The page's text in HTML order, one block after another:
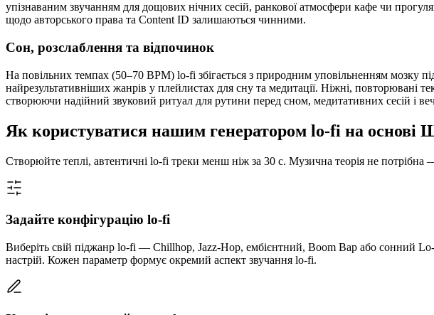
упізнаваним звучанням для дощових нічних сесій, ранкової атмосфери кафе чи
щодо авторського права та Content ID залишаються чинними.
Сон, розслаблення та відпочинок
На повільних темпах (50–70 BPM) lo-fi збігається з природним уповільненням мозку
найрезультативніших жанрів у плейлистах для сну та медитації. Ніжні,
створюючи надійний звуковий ритуал для рутини перед сном, медитативних сесій і
Як користуватися нашим генератором lo-fi на основі
Створюйте теплі, автентичні lo-fi треки менш ніж за 30 с. Музична теорія не потрібна
Задайте конфігурацію lo-fi
Виберіть свій піджанр lo-fi — Chillhop, Jazz-Hop, ембієнтний, Boom Bap або сонний
настрій. Кожен параметр формує окремий аспект звучання lo-fi.